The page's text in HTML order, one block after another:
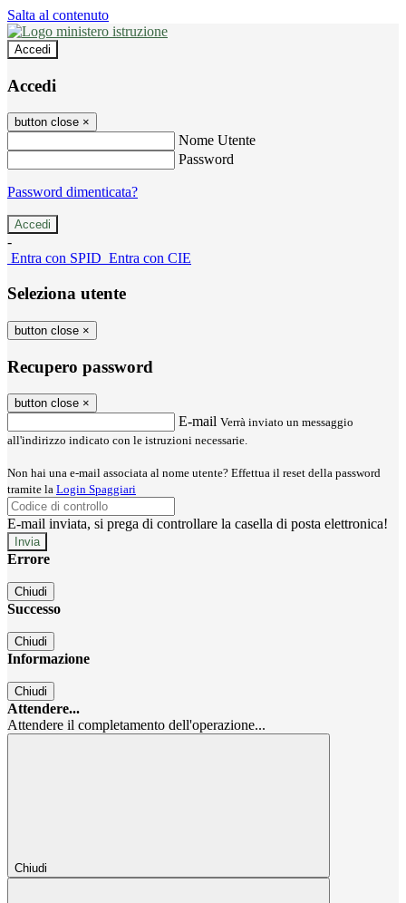
Salta al contenuto
Accedi
Accedi
button close ×
Nome Utente
Password
Password dimenticata?
-
Entra con SPID Entra con CIE
Seleziona utente
button close ×
Recupero password
button close ×
E-mail Verrà inviato un messaggio
all'indirizzo indicato con le istruzioni necessarie.
Non hai una e-mail associata al nome utente? Effettua il reset della password
tramite la Login Spaggiari
E-mail inviata, si prega di controllare la casella di posta elettronica!
Errore
Chiudi
Successo
Chiudi
Informazione
Chiudi
Attendere...
Attendere il completamento dell'operazione...
Chiudi